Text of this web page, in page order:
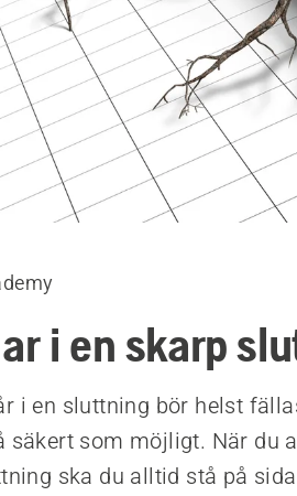
i en skarp
i en sluttning bör helst
säkert som möjligt. När du
ska du alltid stå på